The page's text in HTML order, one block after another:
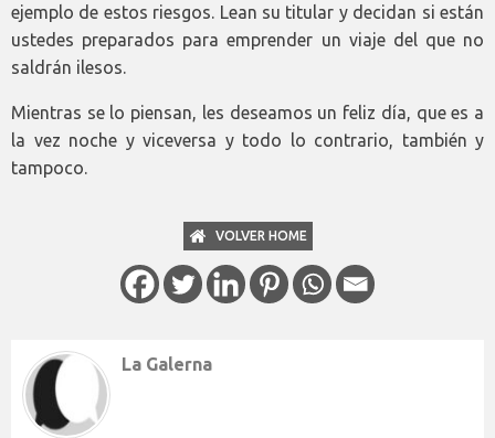
ejemplo de estos riesgos. Lean su titular y decidan si están
ustedes preparados para emprender un viaje del que no
saldrán ilesos.
Mientras se lo piensan, les deseamos un feliz día, que es a
la vez noche y viceversa y todo lo contrario, también y
tampoco.
VOLVER HOME
La Galerna